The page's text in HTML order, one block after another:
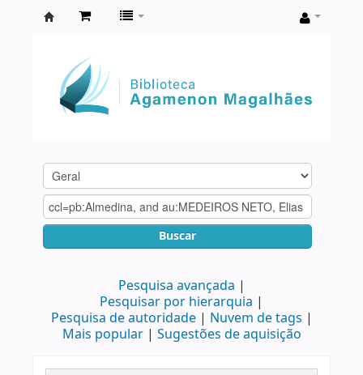
Agamenon
Magalhães
Buscar
Pesquisa avançada
Pesquisar por hierarquia
Pesquisa de autoridade
Nuvem de tags
Mais popular
Sugestões de aquisição